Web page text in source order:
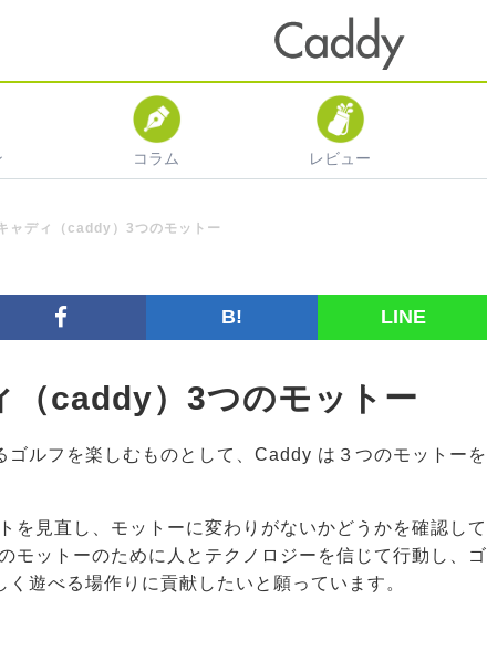
コラム レビュー
ャディ（caddy）3つのモットー
B! LINE
（caddy）3つのモットー
ゴルフを楽しむものとして、Caddy は３つのモットーを
を見直し、モットーに変わりがないかどうかを確認して
モットーのために人とテクノロジーを信じて行動し、ゴ
く遊べる場作りに貢献したいと願っています。